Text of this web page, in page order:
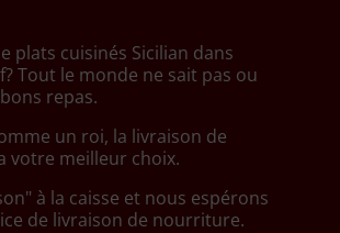
plats cuisinés Sicilian dans
Tout le monde ne sait pas ou
repas.
un roi, la livraison de
votre meilleur choix.
à la caisse et nous espérons
de livraison de nourriture.